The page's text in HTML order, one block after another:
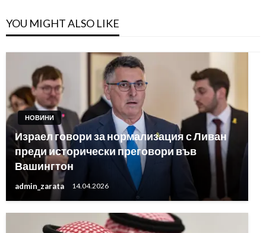
YOU MIGHT ALSO LIKE
НОВИНИ
Израел говори за нормализация с Ливан
преди исторически преговори във
Вашингтон
admin_zarata 14.04.2026